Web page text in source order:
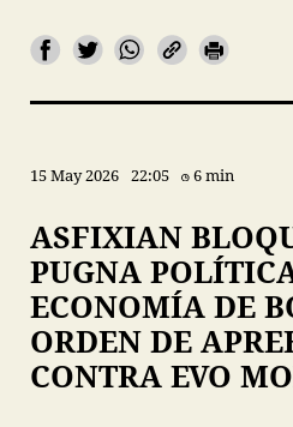
15 May 2026 22:05 6 min
ASFIXIAN
PUGNA
ECONOMÍA DE
ORDEN DE
CONTRA EVO